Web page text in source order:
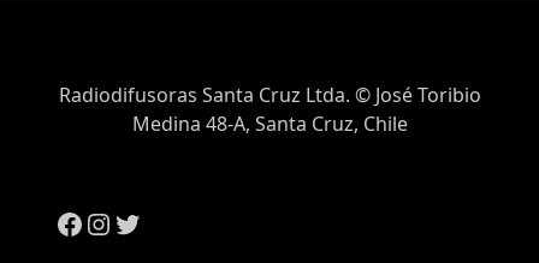
Radiodifusoras Santa Cruz Ltda. © José Toribio
Medina 48-A, Santa Cruz, Chile